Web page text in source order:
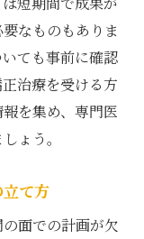
なものもありま
ても事前に確認
治療を受ける方
を集め、専門医
ょう。
て方
面での計画が欠